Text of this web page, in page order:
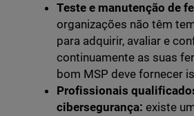
Teste e manutenção de
organizações não têm
para adquirir, avaliar e
continuamente as suas
bom MSP deve fornecer
Profissionais
cibersegurança: existe